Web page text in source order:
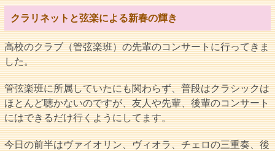
クラリネットと弦楽による新春の輝き
高校のクラブ（管弦楽班）の先輩のコンサートに行ってきま
した。
管弦楽班に所属していたにも関わらず、普段はクラシックは
ほとんど聴かないのですが、友人や先輩、後輩のコンサート
にはできるだけ行くようにしてます。
今日の前半はヴァイオリン、ヴィオラ、チェロの三重奏、後